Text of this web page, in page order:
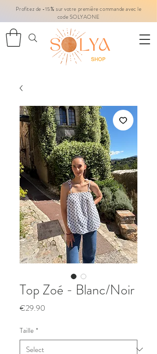
Profitez de -15% sur votre première commande avec le
code SOLYAONE
Top Zoé - Blanc/Noir
€29.90
Taille *